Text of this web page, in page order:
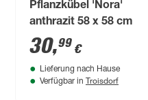
Pflanzkübel 'Nora'
anthrazit 58 x 58 cm
30,99 €
Lieferung nach Hause
Verfügbar in Troisdorf